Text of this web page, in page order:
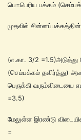
பெ=பெரிய பக்கம்
முதலில்
(எ.கா. 3/2 =1.5)அடுத்து
(செம்பக்கம் தவிர்த்து)
பெருக்கி வரும்விடையை
=3.5)
மேலுள்ள இரண்டு
=